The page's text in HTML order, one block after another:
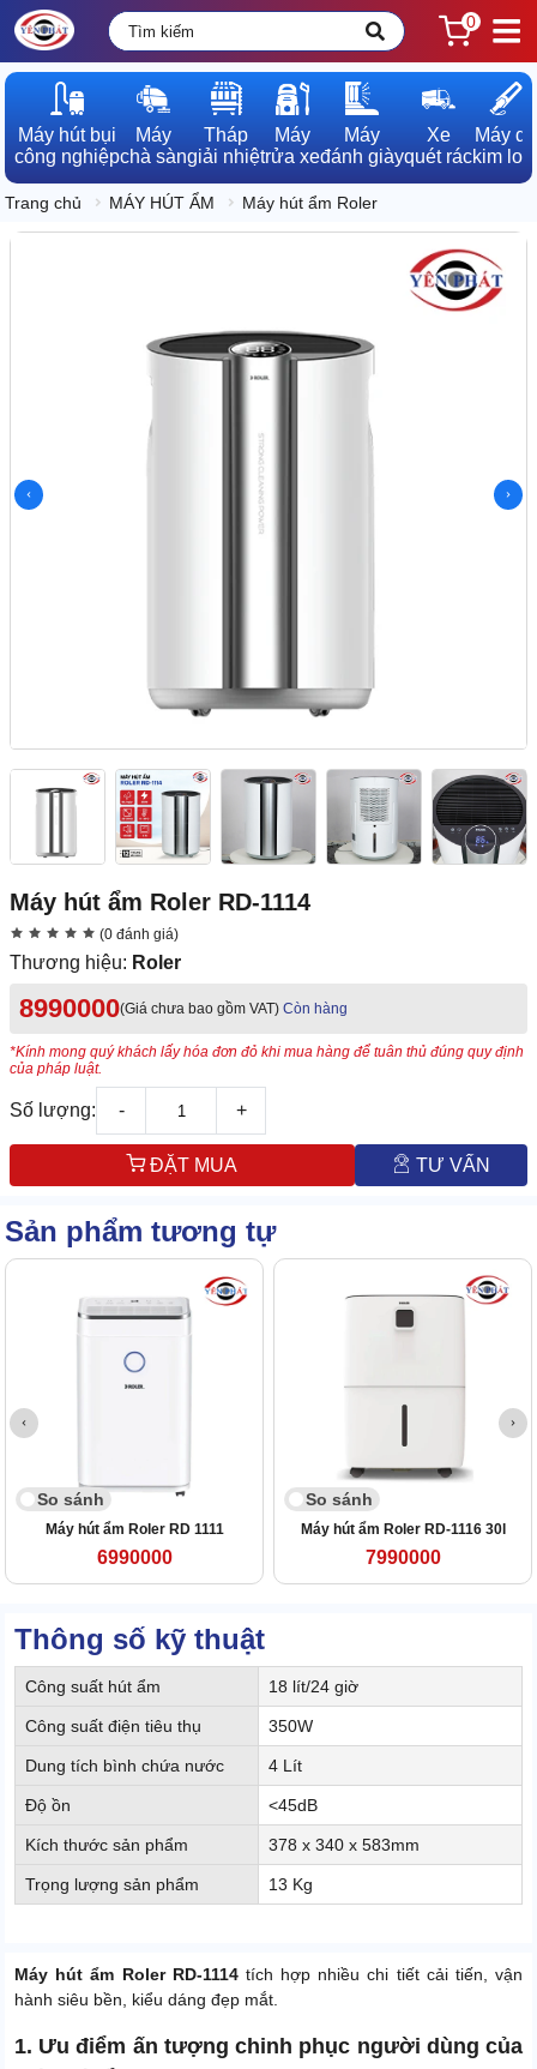
0
Máy hút bụi
công nghiệp
Máy
chà sàn
Tháp
giải nhiệt
Máy
rửa xe
Máy
đánh giày
Xe
quét rác
Máy dò
kim loại
Trang chủ MÁY HÚT ẨM Máy hút ẩm Roler
Máy hút ẩm Roler RD-1114
(0 đánh giá)
Thương hiệu: Roler
8990000(Giá chưa bao gồm VAT) Còn hàng
*Kính mong quý khách lấy hóa đơn đỏ khi mua hàng để tuân thủ đúng quy định
của pháp luật.
Số lượng: - +
ĐẶT MUA TƯ VẤN
Sản phẩm tương tự
So sánh
Máy hút ẩm Roler RD 1111
6990000
So sánh
Máy hút ẩm Roler RD-1116 30l
7990000
Thông số kỹ thuật
Công suất hút ẩm 18 lít/24 giờ
Công suất điện tiêu thụ 350W
Dung tích bình chứa nước 4 Lít
Độ ồn <45dB
Kích thước sản phẩm 378 x 340 x 583mm
Trọng lượng sản phẩm 13 Kg
Máy hút ẩm Roler RD-1114 tích hợp nhiều chi tiết cải tiến, vận
hành siêu bền, kiểu dáng đẹp mắt.
1. Ưu điểm ấn tượng chinh phục người dùng của